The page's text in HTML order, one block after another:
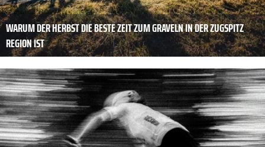
WARUM DER HERBST DIE BESTE ZEIT ZUM GRAVELN IN DER ZUGSPITZ
REGION IST